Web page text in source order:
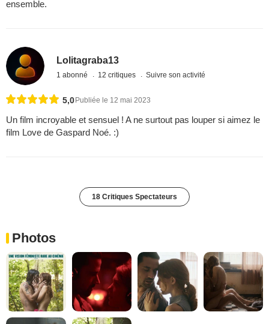
ensemble.
Lolitagraba13
1 abonné 12 critiques Suivre son activité
5,0Publiée le 12 mai 2023
Un film incroyable et sensuel ! A ne surtout pas louper si aimez le
film Love de Gaspard Noé. :)
18 Critiques Spectateurs
Photos